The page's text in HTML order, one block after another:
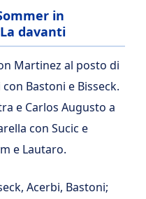
in
davanti
Martinez al posto di
Bastoni e Bisseck.
e Carlos Augusto a
con Sucic e
e Lautaro.
Acerbi, Bastoni;